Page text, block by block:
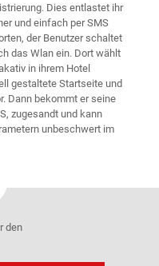
Dies entlastet ihr
und einfach per SMS
der Benutzer schaltet
das Wlan ein. Dort wählt
in ihrem Hotel
gestaltete Startseite und
Dann bekommt er seine
zugesandt und kann
unbeschwert im
den